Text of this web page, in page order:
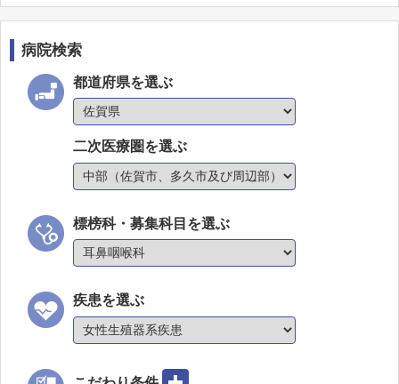
病院検索
都道府県を選ぶ
二次医療圏を選ぶ
標榜科・募集科目を選ぶ
疾患を選ぶ